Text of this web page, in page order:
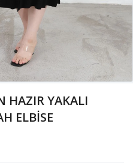
HAZIR YAKALI
ELBİSE